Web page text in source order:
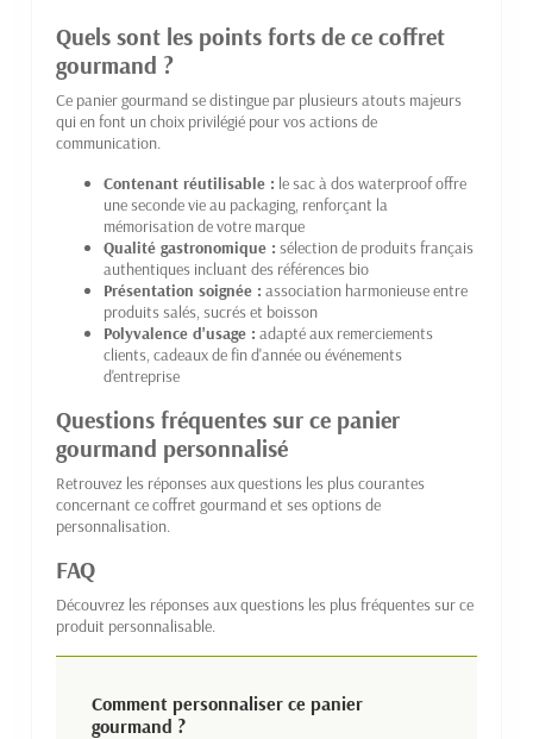
Quels sont les points forts de ce coffret
gourmand ?
Ce panier gourmand se distingue par plusieurs atouts majeurs
qui en font un choix privilégié pour vos actions de
communication.
Contenant réutilisable : le sac à dos waterproof offre
une seconde vie au packaging, renforçant la
mémorisation de votre marque
Qualité gastronomique : sélection de produits français
authentiques incluant des références bio
Présentation soignée : association harmonieuse entre
produits salés, sucrés et boisson
Polyvalence d'usage : adapté aux remerciements
clients, cadeaux de fin d'année ou événements
d'entreprise
Questions fréquentes sur ce panier
gourmand personnalisé
Retrouvez les réponses aux questions les plus courantes
concernant ce coffret gourmand et ses options de
personnalisation.
FAQ
Découvrez les réponses aux questions les plus fréquentes sur ce
produit personnalisable.
Comment personnaliser ce panier
gourmand ?